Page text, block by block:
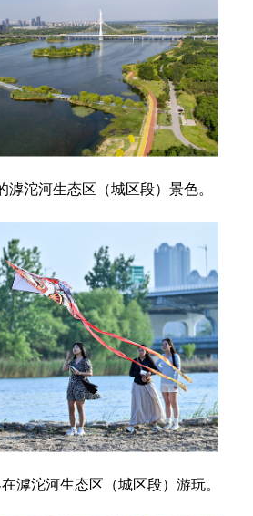
滹沱河生态区（城区段）景色。
滹沱河生态区（城区段）游玩。